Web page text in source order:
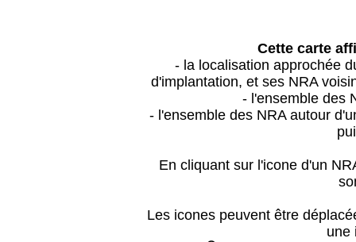
Cette carte
- la localisation approchée
d'implantation, et ses NRA
- l'ensemble des
- l'ensemble des NRA autour
En cliquant sur l'icone d'un
Les icones peuvent être
une